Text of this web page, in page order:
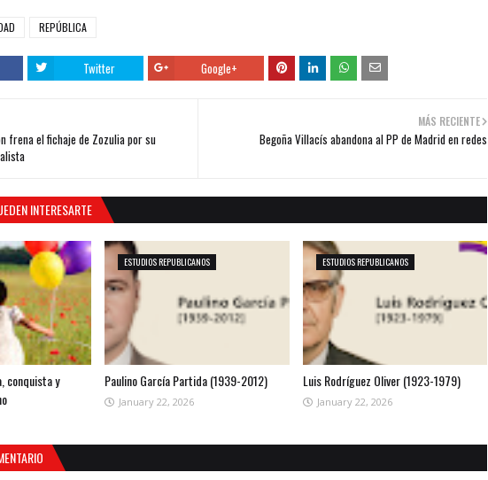
REPÚBLICA
Twitter Google+
MÁS RECIENTE
Begoña Villacís abandona al PP de Madrid en redes
frena el fichaje de Zozulia por su
INTERESARTE
conquista y
ESTUDIOS REPUBLICANOS
Paulino García Partida (1939-2012)
January 22, 2026
ESTUDIOS REPUBLICANOS
Luis Rodríguez Oliver (1923-1979)
January 22, 2026